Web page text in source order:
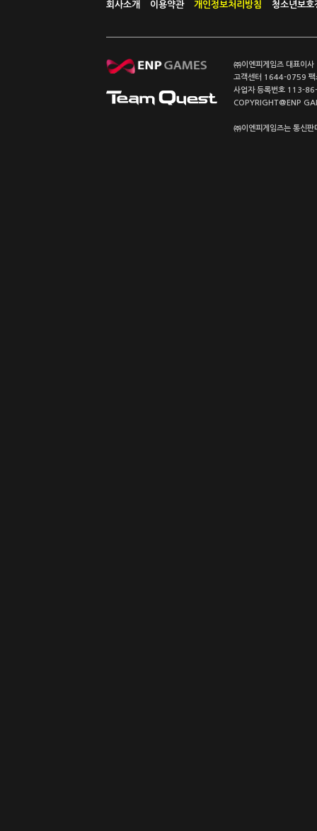
회사소개 이용약관 개인정보처리방침 청소년보호
㈜이엔피게임즈 대표이
고객센터 1644-0759
사업자 등록번호 113-
COPYRIGHT@ENP
㈜이엔피게임즈는 통신판